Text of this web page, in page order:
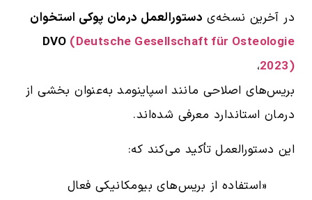
در آخرین نسخه‌ی دستورالعمل درمان پوکی استخوان
DVO (Deutsche Gesellschaft für Osteologie
2023)،
بریس‌های اصلاحی مانند اسپاینومد به‌عنوان بخشی از
درمان استاندارد معرفی شده‌اند.
این دستورالعمل تأکید می‌کند که:
«استفاده از بریس‌های بیومکانیکی فعال